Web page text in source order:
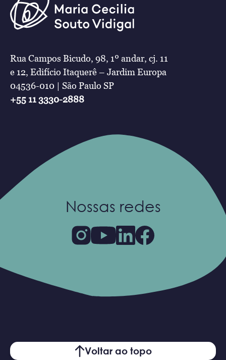
Rua Campos Bicudo, 98, 1º andar, cj. 11
e 12, Edifício Itaquerê – Jardim Europa
04536-010 | São Paulo SP
+55 11 3330-2888
Nossas redes
Voltar ao topo